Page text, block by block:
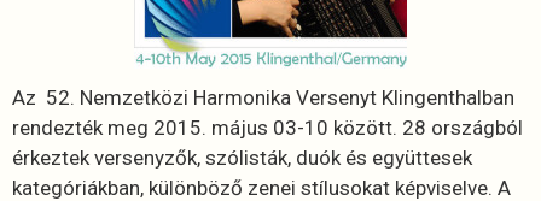
Az 52. Nemzetközi Harmonika Versenyt Klingenthalban
rendezték meg 2015. május 03-10 között. 28 országból
érkeztek versenyzők, szólisták, duók és együttesek
kategóriákban, különböző zenei stílusokat képviselve. A